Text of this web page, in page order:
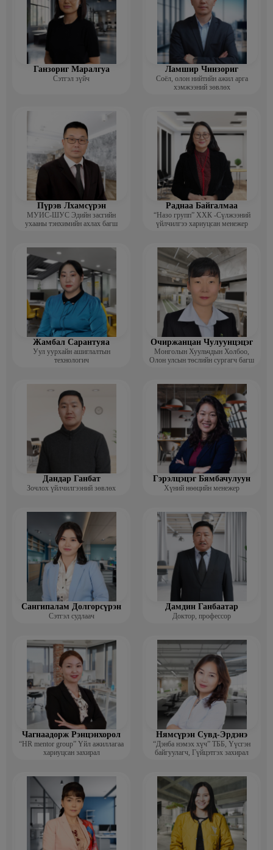
Ганзориг Маралгуа
Сэтгэл зүйч
Ламшир Чинзориг
Соёл, олон нийтийн ажил арга
хэмжээний зөвлөх
Пүрэв Лхамсүрэн
МУИС-ШУС Эдийн засгийн
ухааны тэнхимийн ахлах багш
Раднаа Байгалмаа
“Назо групп” ХХК -Сүлжээний
үйлчилгээ хариуцсан менежер
Жамбал Сарантуяа
Уул уурхайн ашиглалтын
технологич
Очиржанцан Чулуунцэцэг
Монголын Хуульчдын Холбоо,
Олон улсын төслийн сургагч багш
Дандар Ганбат
Зочлох үйлчилгээний зөвлөх
Гэрэлцэцэг Бямбачулуун
Хүний нөөцийн менежер
Сангипалам Долгорсүрэн
Сэтгэл судлаач
Дамдин Ганбаатар
Доктор, профессор
Чагнаадорж Рэнцэнхорол
“HR mentor group” Үйл ажиллагаа
хариуцсан захирал
Нямсүрэн Сувд-Эрдэнэ
“Дэнба нэмэх хүч” ТББ, Үүсгэн
байгуулагч, Гүйцэтгэх захирал